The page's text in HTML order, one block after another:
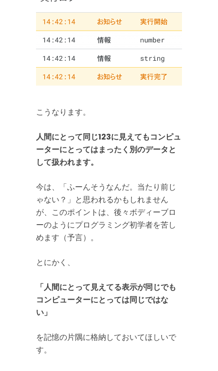
こうなります。
人間にとって同じ123に見えてもコンピュ
ーターにとってはまったく別のデータと
して扱われます。
今は、「ふーんそうなんだ。当たり前じ
ゃない？」と思われるかもしれません
が、このポイントは、後々ボディーブロ
ーのようにプログラミング初学者を苦し
めます（予言）。
とにかく、
「人間にとって見えてる表示が同じでも
コンピューターにとっては同じではな
い」
を記憶の片隅に格納しておいてほしいで
す。